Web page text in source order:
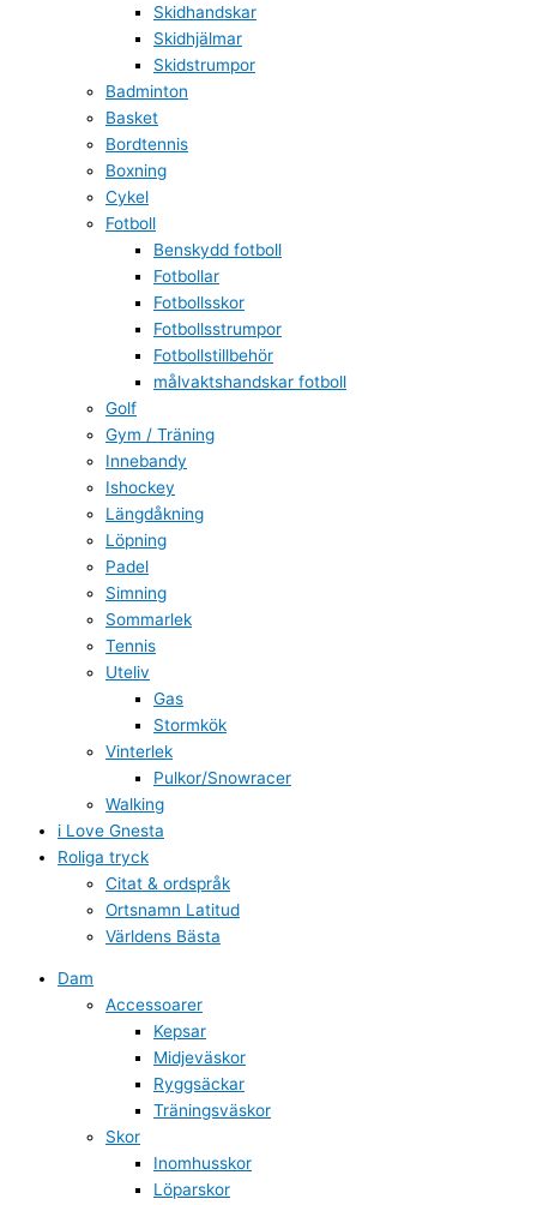
Skidhandskar
Skidhjälmar
Skidstrumpor
Badminton
Basket
Bordtennis
Boxning
Cykel
Fotboll
Benskydd fotboll
Fotbollar
Fotbollsskor
Fotbollsstrumpor
Fotbollstillbehör
målvaktshandskar fotboll
Golf
Gym / Träning
Innebandy
Ishockey
Längdåkning
Löpning
Padel
Simning
Sommarlek
Tennis
Uteliv
Gas
Stormkök
Vinterlek
Pulkor/Snowracer
Walking
i Love Gnesta
Roliga tryck
Citat & ordspråk
Ortsnamn Latitud
Världens Bästa
Dam
Accessoarer
Kepsar
Midjeväskor
Ryggsäckar
Träningsväskor
Skor
Inomhusskor
Löparskor